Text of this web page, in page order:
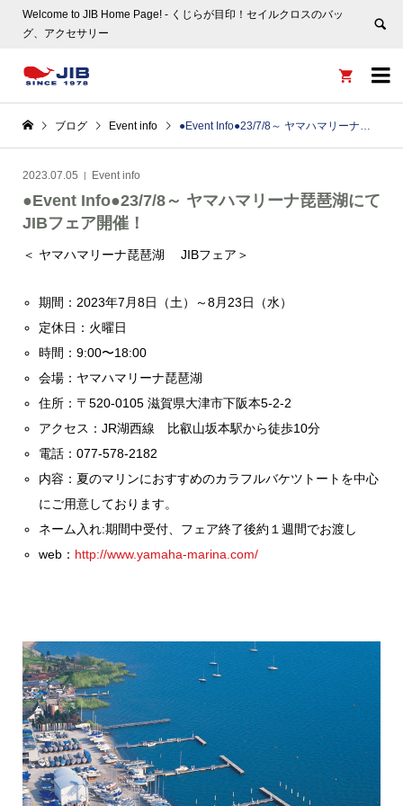
Welcome to JIB Home Page! ‐ くじらが目印！セイルクロスのバッ
グ、アクセサリー


ブログ Event info ●Event Info●23/7/8～ ヤマハマリーナ琵琶湖にてJIBフェア開催！
2023.07.05 Event info
●Event Info●23/7/8～ ヤマハマリーナ琵琶湖にて
JIBフェア開催！
＜ ヤマハマリーナ琵琶湖 JIBフェア＞
期間：2023年7月8日（土）～8月23日（水）
定休日：火曜日
時間：9:00〜18:00
会場：ヤマハマリーナ琵琶湖
住所：〒520-0105 滋賀県大津市下阪本5-2-2
アクセス：JR湖西線 比叡山坂本駅から徒歩10分
電話：077-578-2182
内容：夏のマリンにおすすめのカラフルバケツトートを中心
にご用意しております。
ネーム入れ:期間中受付、フェア終了後約１週間でお渡し
web： http://www.yamaha-marina.com/